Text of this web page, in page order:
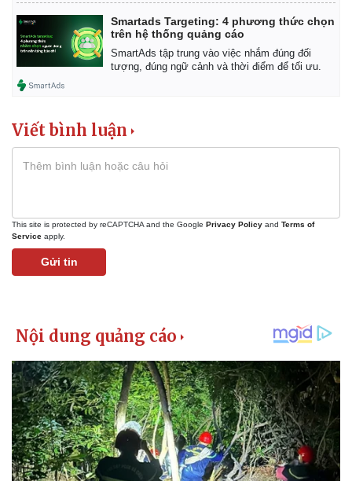
Quan sát
Smartads Targeting: 4 phương thức chọn
trên hệ thống quảng cáo
SmartAds tập trung vào việc nhắm đúng đối
tượng, đúng ngữ cảnh và thời điểm để tối ưu.
Viết bình luận
This site is protected by reCAPTCHA and the Google Privacy Policy and Terms of
Service apply.
Gửi tin